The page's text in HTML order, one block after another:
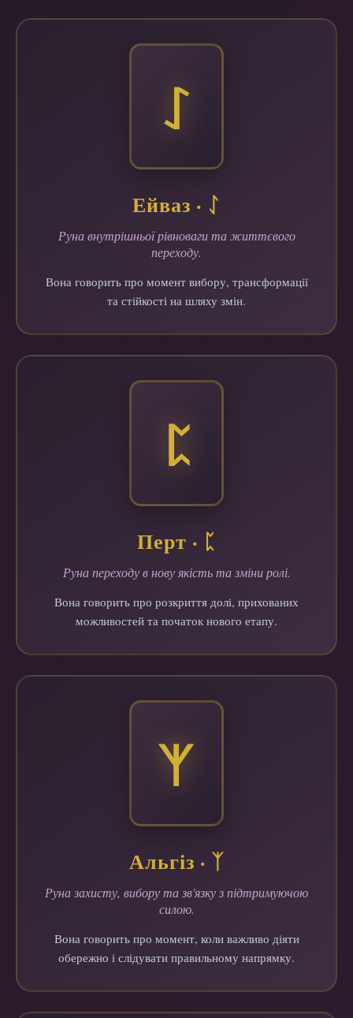
ᛇ
Ейваз · ᛇ
Руна внутрішньої рівноваги та життєвого
переходу.
Вона говорить про момент вибору, трансформації
та стійкості на шляху змін.
ᛈ
Перт · ᛈ
Руна переходу в нову якість та зміни ролі.
Вона говорить про розкриття долі, прихованих
можливостей та початок нового етапу.
ᛉ
Альгіз · ᛉ
Руна захисту, вибору та зв'язку з підтримуючою
силою.
Вона говорить про момент, коли важливо діяти
обережно і слідувати правильному напрямку.